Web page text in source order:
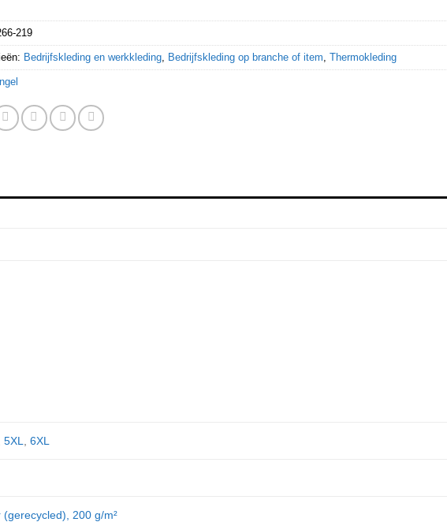
219
Bedrijfskleding en werkkleding, Bedrijfskleding op branche of item,Thermokleding
,5XL ,6XL
200 g/m²